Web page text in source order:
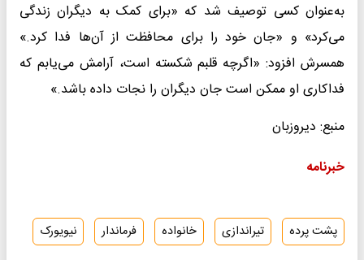
به‌عنوان کسی توصیف شد که «برای کمک به دیگران زندگی
می‌کرد» و «جان خود را برای محافظت از آن‌ها فدا کرد.»
همسرش افزود: «اگرچه قلبم شکسته است، آرامش می‌یابم که
فداکاری او ممکن است جان دیگران را نجات داده باشد.»
منبع: دیروزبان
خبرنامه
پشت پرده تیراندازی خانواده فرماندار نیویورک